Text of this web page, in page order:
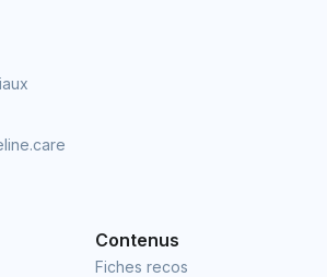
Contenus
Fiches recos